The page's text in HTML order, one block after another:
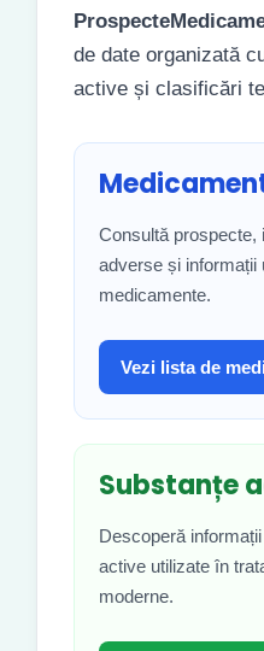
de date organizată
active și clasificări
Consultă prospecte,
adverse și informații
medicamente.
Vezi lista de
Substanțe
Descoperă
active utilizate în
moderne.